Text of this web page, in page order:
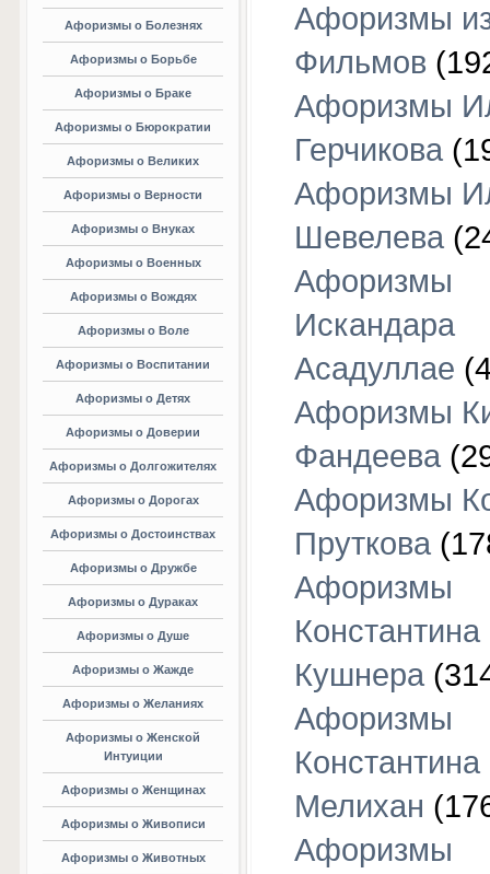
Афоризмы о Болезнях
Афоризмы о Борьбе
Афоризмы о Браке
Афоризмы о Бюрократии
Афоризмы о Великих
Афоризмы о Верности
Афоризмы о Внуках
Афоризмы о Военных
Афоризмы о Вождях
Афоризмы о Воле
Афоризмы о Воспитании
Афоризмы о Детях
Афоризмы о Доверии
Афоризмы о Долгожителях
Афоризмы о Дорогах
Афоризмы о Достоинствах
Афоризмы о Дружбе
Афоризмы о Дураках
Афоризмы о Душе
Афоризмы о Жажде
Афоризмы о Желаниях
Афоризмы о Женской
Интуиции
Афоризмы о Женщинах
Афоризмы о Живописи
Афоризмы о Животных
Афоризмы
Фильмов
Афоризмы
Герчикова
Афоризмы
Шевелева
Афоризмы
Искандара
Асадуллае
Афоризмы
Фандеева
Афоризмы
Пруткова
Афоризмы
Константина
Кушнера
Афоризмы
Константина
Мелихан
Афоризмы